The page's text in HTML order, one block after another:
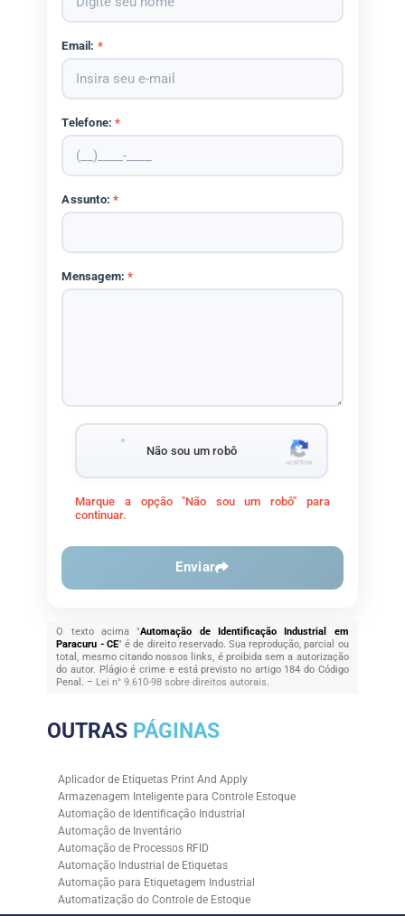
Email: *
Telefone:*
Assunto:*
Mensagem:*
Não sou um robô
Marque a opção "Não sou um robô" para
continuar.
Enviar
O texto acima "Automação de Identificação Industrial em
Paracuru - CE" é de direito reservado. Sua reprodução, parcial ou
total, mesmo citando nossos links, é proibida sem a autorização
do autor. Plágio é crime e está previsto no artigo 184 do Código
Penal. – Lei n° 9.610-98 sobre direitos autorais.
OUTRAS PÁGINAS
Aplicador de Etiquetas Print And Apply
Armazenagem Inteligente para Controle Estoque
Automação de Identificação Industrial
Automação de Inventário
Automação de Processos RFID
Automação Industrial de Etiquetas
Automação para Etiquetagem Industrial
Automatização do Controle de Estoque